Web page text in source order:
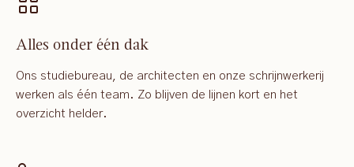
Alles onder één dak
Ons studiebureau, de architecten en onze schrijnwerkerij
werken als één team. Zo blijven de lijnen kort en het
overzicht helder.